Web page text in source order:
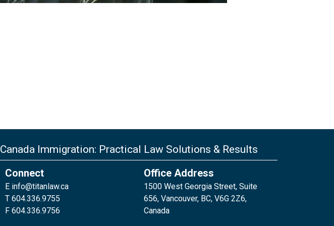
Canada Immigration: Practical Law Solutions & Results
Connect
E info@titanlaw.ca
T 604.336.9755
F 604.336.9756
Office Address
1500 West Georgia Street, Suite
656, Vancouver, BC, V6G 2Z6,
Canada